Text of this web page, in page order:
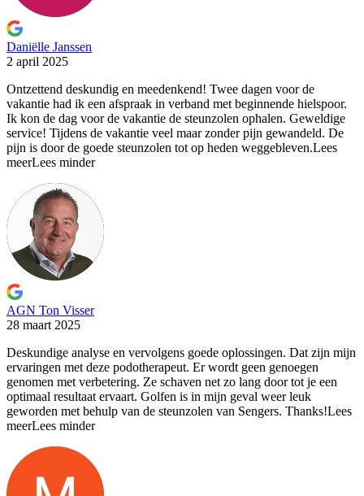
Daniëlle Janssen
2 april 2025
Ontzettend deskundig en meedenkend! Twee dagen voor de
vakantie had ik een afspraak in verband met beginnende hielspoor.
Ik kon de dag voor de vakantie de steunzolen ophalen. Geweldige
service! Tijdens de vakantie veel maar zonder pijn gewandeld. De
pijn is door de goede steunzolen tot op heden weggebleven.Lees
meerLees minder
AGN Ton Visser
28 maart 2025
Deskundige analyse en vervolgens goede oplossingen. Dat zijn mijn
ervaringen met deze podotherapeut. Er wordt geen genoegen
genomen met verbetering. Ze schaven net zo lang door tot je een
optimaal resultaat ervaart. Golfen is in mijn geval weer leuk
geworden met behulp van de steunzolen van Sengers. Thanks!Lees
meerLees minder